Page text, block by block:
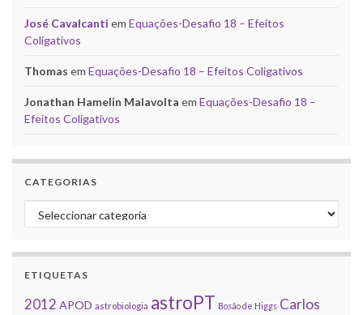
José Cavalcanti em Equações-Desafio 18 – Efeitos
Coligativos
Thomas em Equações-Desafio 18 – Efeitos Coligativos
Jonathan Hamelin Malavolta em Equações-Desafio 18 –
Efeitos Coligativos
CATEGORIAS
Categorias
ETIQUETAS
2012 APOD astrobiologia astroPT Bosão de Higgs Carlos